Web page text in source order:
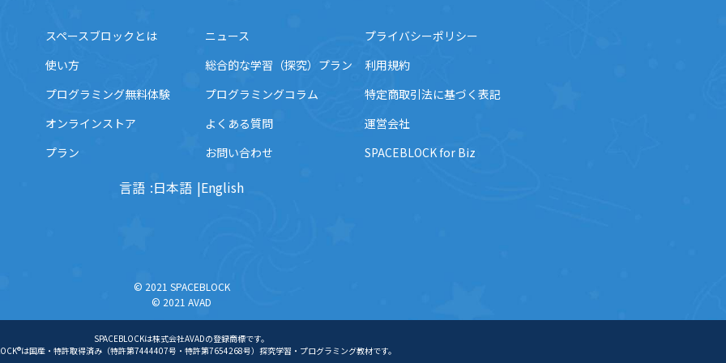
スペースブロックとは
使い方
プログラミング無料体験
オンラインストア
プラン
ニュース
総合的な学習（探究）プラン
プログラミングコラム
よくある質問
お問い合わせ
プライバシーポリシー
利用規約
特定商取引法に基づく表記
運営会社
SPACEBLOCK for Biz
言語 日本語 English
© 2021 SPACEBLOCK
© 2021 AVAD
SPACEBLOCKは株式会社AVADの登録商標です。
は国産・特許取得済み（特許第7444407号・特許第7654268号）探究学習・プログラミング教材です。